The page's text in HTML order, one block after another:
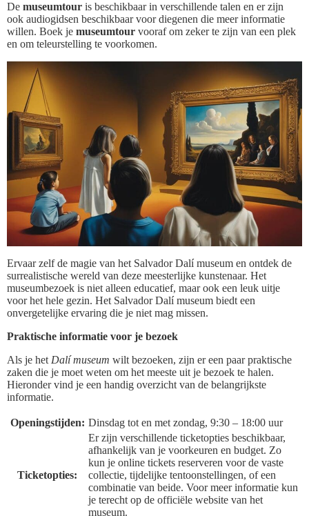
De museumtour is beschikbaar in verschillende talen en er zijn
ook audiogidsen beschikbaar voor diegenen die meer informatie
willen. Boek je museumtour vooraf om zeker te zijn van een plek
en om teleurstelling te voorkomen.
Ervaar zelf de magie van het Salvador Dalí museum en ontdek de
surrealistische wereld van deze meesterlijke kunstenaar. Het
museumbezoek is niet alleen educatief, maar ook een leuk uitje
voor het hele gezin. Het Salvador Dalí museum biedt een
onvergetelijke ervaring die je niet mag missen.
Praktische informatie voor je bezoek
Als je het Dalí museum wilt bezoeken, zijn er een paar praktische
zaken die je moet weten om het meeste uit je bezoek te halen.
Hieronder vind je een handig overzicht van de belangrijkste
informatie.
Openingstijden: Dinsdag tot en met zondag, 9:30 – 18:00 uur
Ticketopties:
Er zijn verschillende ticketopties beschikbaar,
afhankelijk van je voorkeuren en budget. Zo
kun je online tickets reserveren voor de vaste
collectie, tijdelijke tentoonstellingen, of een
combinatie van beide. Voor meer informatie kun
je terecht op de officiële website van het
museum.